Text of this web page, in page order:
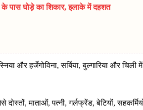
के पास घोड़े का शिकार, इलाके में दहशत
और हर्जेगोविना, सर्बिया, बुल्गारिया और
माताओं, पत्नी, गर्लफ्रेंड, बेटियों,